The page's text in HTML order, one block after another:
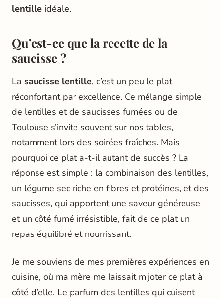
lentille idéale.
Qu’est-ce que la recette de la
saucisse ?
La saucisse lentille, c’est un peu le plat
réconfortant par excellence. Ce mélange simple
de lentilles et de saucisses fumées ou de
Toulouse s’invite souvent sur nos tables,
notamment lors des soirées fraîches. Mais
pourquoi ce plat a-t-il autant de succès ? La
réponse est simple : la combinaison des lentilles,
un légume sec riche en fibres et protéines, et des
saucisses, qui apportent une saveur généreuse
et un côté fumé irrésistible, fait de ce plat un
repas équilibré et nourrissant.
Je me souviens de mes premières expériences en
cuisine, où ma mère me laissait mijoter ce plat à
côté d’elle. Le parfum des lentilles qui cuisent